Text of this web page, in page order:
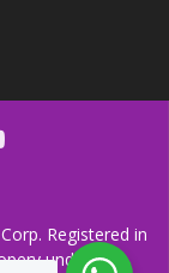
Registered in
under the